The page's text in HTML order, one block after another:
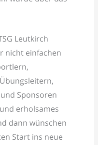
Leutkirch
nicht einfachen
Sponsoren
erholsames
dann wünschen
Start ins neue